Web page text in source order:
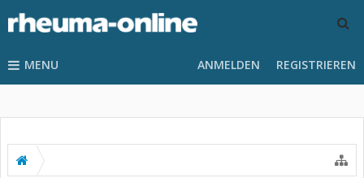
MENU ANMELDEN REGISTRIEREN